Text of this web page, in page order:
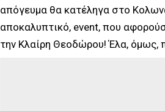
απόγευμα θα κατέληγα στο
αποκαλυπτικό, event, που
την Κλαίρη Θεοδώρου! Έλα, όμως,